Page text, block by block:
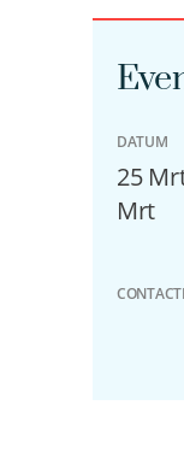
DATUM
25
Mrt